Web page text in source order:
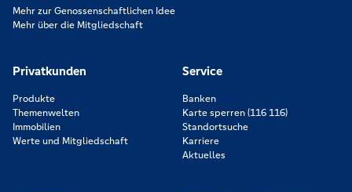
Mehr zur Genossenschaftlichen Idee
Mehr über die Mitgliedschaft
Privatkunden
Produkte
Themenwelten
Immobilien
Werte und Mitgliedschaft
Service
Banken
Karte sperren (116 116)
Standortsuche
Karriere
Aktuelles